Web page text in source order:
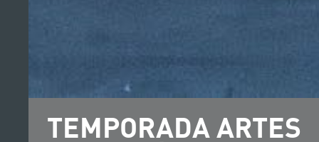
TEMPORADA ARTES